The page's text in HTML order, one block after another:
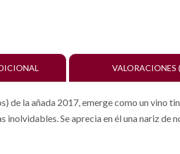
VALORACIONES
de la añada 2017, emerge como un vino
Se aprecia en él una nariz